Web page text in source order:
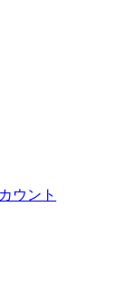
ウント